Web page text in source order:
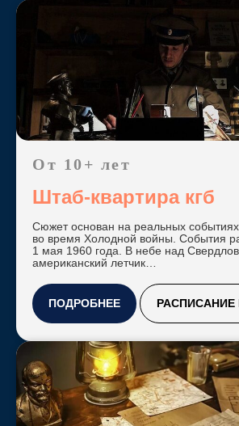
От 10+ лет
Штаб-квартира кгб
Сюжет основан на реальных
во время Холодной войны. События
1 мая 1960 года. В небе над
американский летчик…
ПОДРОБНЕЕ РАСПИСАНИЕ
Контакты
контакты
телефон:+7 3452 58-
89-88
WhatsApp:+7 922 486-
88-66
адрес: